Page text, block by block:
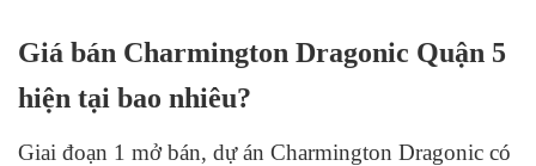
Giá bán Charmington Dragonic Quận 5
hiện tại bao nhiêu?
Giai đoạn 1 mở bán, dự án Charmington Dragonic có